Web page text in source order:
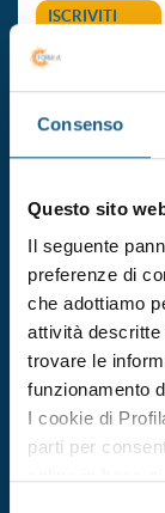
Consenso
Questo sito
Il seguente
preferenze di
che adottiamo
attività descritte
trovare le
funzionamento
I cookie di
parti per
ISCRIVITI
primo soccorso
dal 23/10/
DATE E ORARI
ISCRIVITI
primo soccorso